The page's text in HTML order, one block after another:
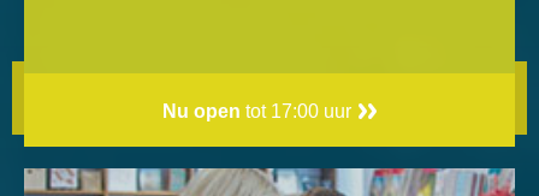
Nu open tot 17:00 uur